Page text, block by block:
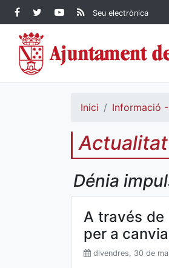
Contingut principal
Facebook Ajuntament de
Dénia
Twitter Ajuntament de
Dénia
YouTube Ajuntament
de Dénia
RSS Actualitat
Ajuntament de
Seu electrònica
Inici Informació
Actualitat
Dénia
A través de
per a
divendres, 30 de